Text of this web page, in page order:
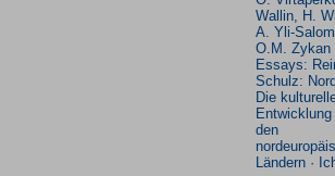
Wallin, H.
A. Yli-
O.M. Zykan
Essays:
Schulz:
Die
Entwicklung
den
Ländern ·